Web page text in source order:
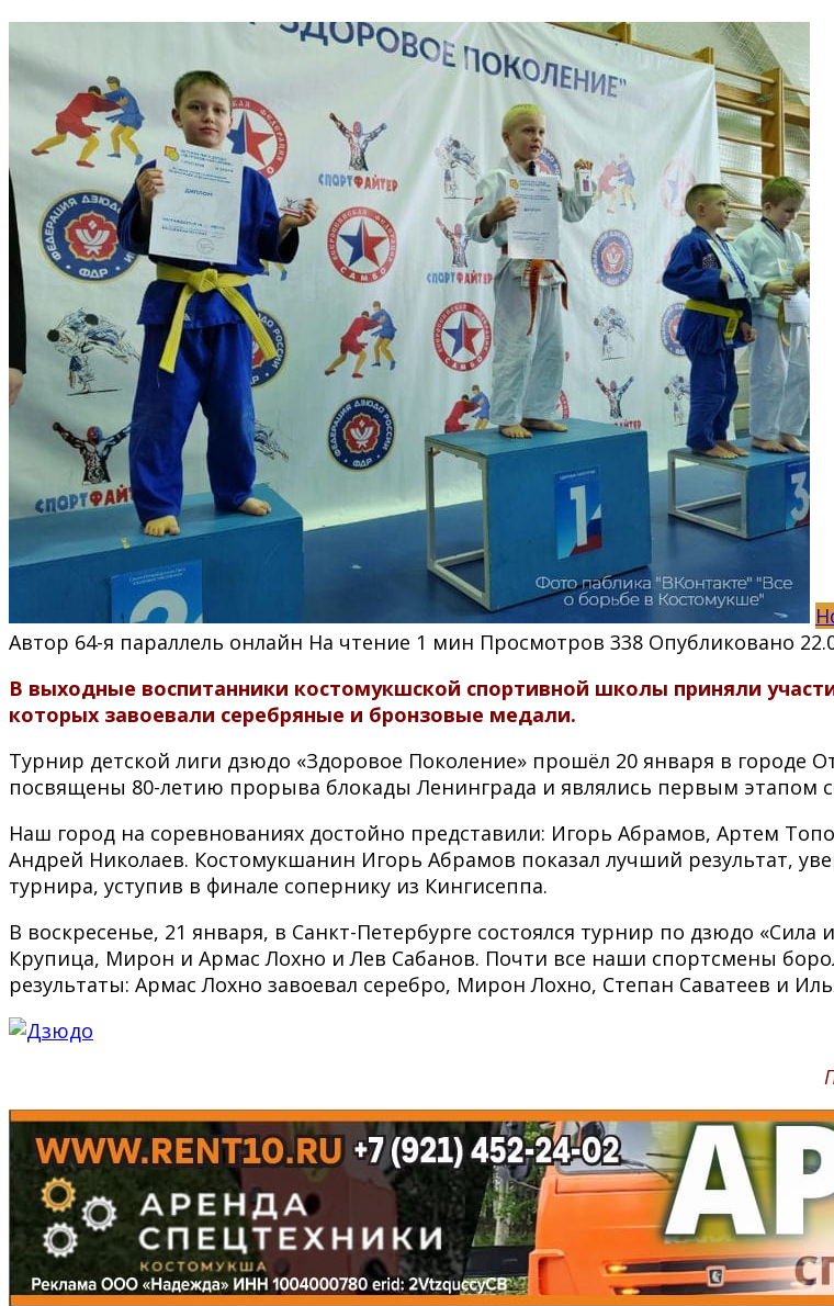
Автор 64-я параллель онлайн На чтение 1 мин Просмотров 338 Опубликовано
В выходные воспитанники костомукшской спортивной школы приняли
которых завоевали серебряные и бронзовые медали.
Турнир детской лиги дзюдо «Здоровое Поколение» прошёл 20 января в городе
посвящены 80-летию прорыва блокады Ленинграда и являлись первым этапом
Наш город на соревнованиях достойно представили: Игорь Абрамов, Артем
Андрей Николаев. Костомукшанин Игорь Абрамов показал лучший результат,
турнира, уступив в финале сопернику из Кингисеппа.
В воскресенье, 21 января, в Санкт-Петербурге состоялся турнир по дзюдо
Крупица, Мирон и Армас Лохно и Лев Сабанов. Почти все наши спортсмены
результаты: Армас Лохно завоевал серебро, Мирон Лохно, Степан Саватеев и